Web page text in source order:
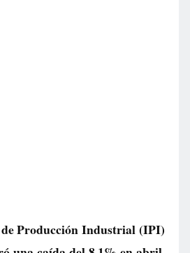
Producción Industrial (IPI)